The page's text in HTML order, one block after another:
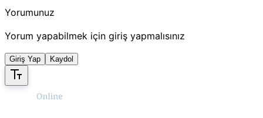
Yorumunuz
Yorum yapabilmek için giriş yapmalısınız
Giriş Yap Kaydol